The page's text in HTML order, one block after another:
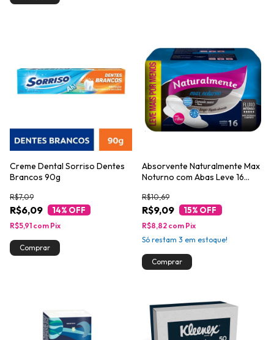
Creme Dental Sorriso Dentes
Brancos 90g
R$6,09
R$7,09
14% OFF
R$5,91 com Pix
Absorvente Naturalmente Max
Noturno com Abas Leve 16
R$9,09
R$10,69
15% OFF
R$8,82 com Pix
Só restam 3 em estoque!